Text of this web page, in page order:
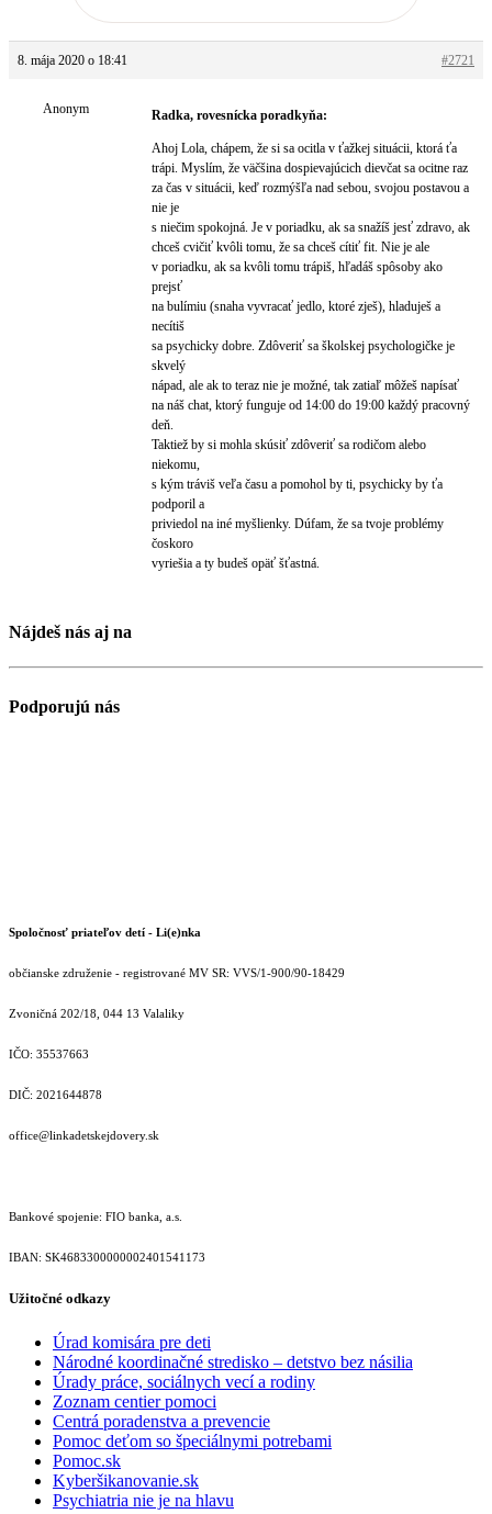
8. mája 2020 o 18:41 #2721
Anonym Radka, rovesnícka poradkyňa:
Ahoj Lola, chápem, že si sa ocitla v ťažkej situácii, ktorá ťa
trápi. Myslím, že väčšina dospievajúcich dievčat sa ocitne raz
za čas v situácii, keď rozmýšľa nad sebou, svojou postavou a
nie je
s niečim spokojná. Je v poriadku, ak sa snažíš jesť zdravo, ak
chceš cvičiť kvôli tomu, že sa chceš cítiť fit. Nie je ale
v poriadku, ak sa kvôli tomu trápiš, hľadáš spôsoby ako
prejsť
na bulímiu (snaha vyvracať jedlo, ktoré zješ), hladuješ a
necítiš
sa psychicky dobre. Zdôveriť sa školskej psychologičke je
skvelý
nápad, ale ak to teraz nie je možné, tak zatiaľ môžeš napísať
na náš chat, ktorý funguje od 14:00 do 19:00 každý pracovný
deň.
Taktiež by si mohla skúsiť zdôveriť sa rodičom alebo
niekomu,
s kým tráviš veľa času a pomohol by ti, psychicky by ťa
podporil a
priviedol na iné myšlienky. Dúfam, že sa tvoje problémy
čoskoro
vyriešia a ty budeš opäť šťastná.
Nájdeš nás aj na
Podporujú nás
Spoločnosť priateľov detí - Li(e)nka
občianske združenie - registrované MV SR: VVS/1-900/90-18429
Zvoničná 202/18, 044 13 Valaliky
IČO: 35537663
DIČ: 2021644878
office@linkadetskejdovery.sk
Bankové spojenie: FIO banka, a.s.
IBAN: SK46833000000­02401541173
Užitočné odkazy
Úrad komisára pre deti
Národné koordinačné stredisko – detstvo bez násilia
Úrady práce, sociálnych vecí a rodiny
Zoznam centier pomoci
Centrá poradenstva a prevencie
Pomoc deťom so špeciálnymi potrebami
Pomoc.sk
Kyberšikanovanie.sk
Psychiatria nie je na hlavu